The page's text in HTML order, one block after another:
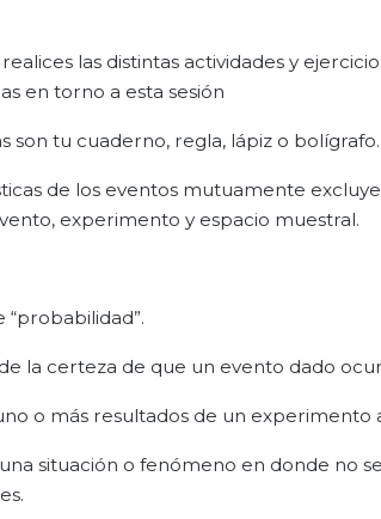
las distintas actividades y
en torno a esta sesión
son tu cuaderno, regla, lápiz o bolígrafo.
de los eventos mutuamente
experimento y espacio muestral.
la certeza de que un evento dado
o más resultados de un experimento
situación o fenómeno en donde no